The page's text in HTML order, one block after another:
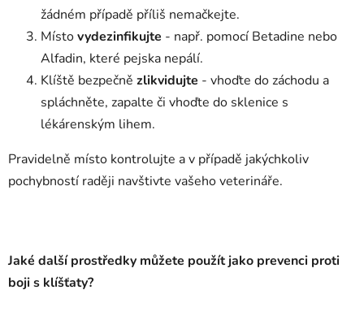
žádném případě příliš nemačkejte.
Místovydezinfikujte - např. pomocí Betadine nebo
Alfadin, které pejska nepálí.
Klíště bezpečně zlikvidujte - vhoďte do záchodu a
spláchněte, zapalte či vhoďte do sklenice s
lékárenským lihem.
Pravidelně místo kontrolujte a v případě jakýchkoliv
pochybností raději navštivte vašeho veterináře.
Jaké další prostředky můžete použít jako prevenci proti
boji s klíšťaty?